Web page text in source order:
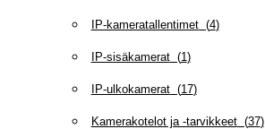
IP-kameratallentimet(4)
IP-sisäkamerat(1 )
IP-ulkokamerat(17)
Kamerakotelot ja -tarvikkeet(37)